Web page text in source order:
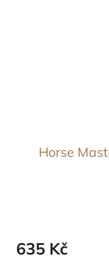
Horse
635 Kč